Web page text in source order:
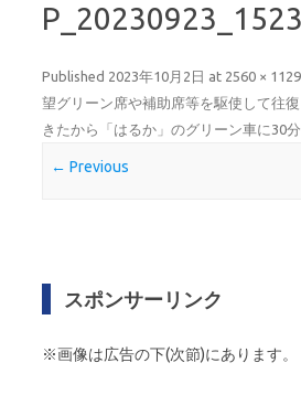
Published 2023年10月2日 at 2560 × 1129
望グリーン席や補助席等を駆使して往
きたから「はるか」のグリーン車に30
← Previous
スポンサーリンク
※画像は広告の下(次節)にあります。